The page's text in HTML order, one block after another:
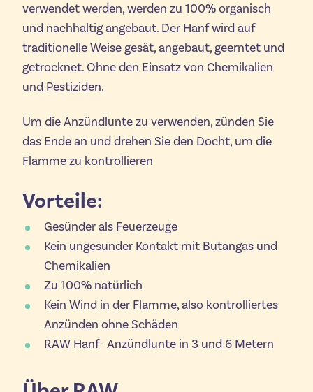
verwendet werden, werden zu 100% organisch
und nachhaltig angebaut. Der Hanf wird auf
traditionelle Weise gesät, angebaut, geerntet und
getrocknet. Ohne den Einsatz von Chemikalien
und Pestiziden.
Um die Anzündlunte zu verwenden, zünden Sie
das Ende an und drehen Sie den Docht, um die
Flamme zu kontrollieren
Vorteile:
Gesünder als Feuerzeuge
Kein ungesunder Kontakt mit Butangas und
Chemikalien
Zu 100% natürlich
Kein Wind in der Flamme, also kontrolliertes
Anzünden ohne Schäden
RAW Hanf- Anzündlunte in 3 und 6 Metern